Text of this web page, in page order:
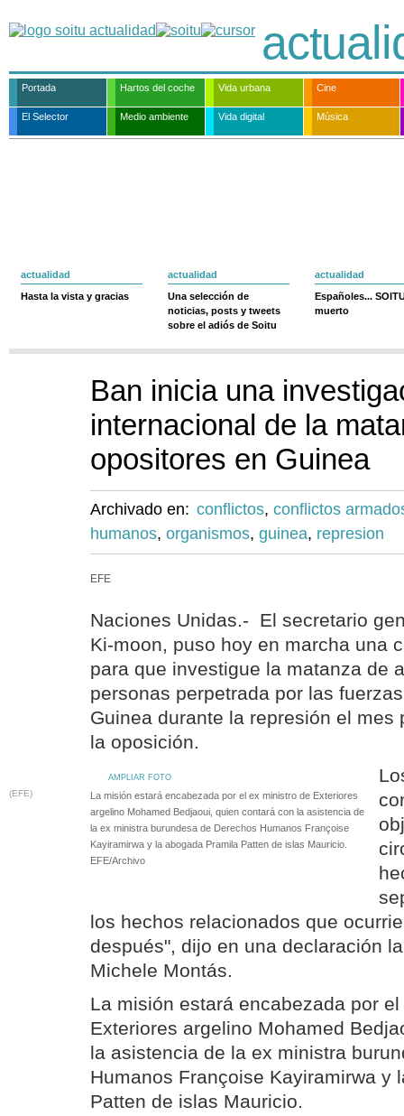
Portada Hartos del coche Vida urbana Cine
El Selector Medio ambiente Vida digital Música
actualidad
Hasta la vista y gracias
actualidad
Una selección de
noticias, posts y tweets
sobre el adiós de Soitu
actualidad
Españoles...
muerto
Ban inicia una
internacional de la
opositores en Guinea
Archivado en: conflictos, conflictos
humanos, organismos, guinea, represion
EFE
Naciones Unidas.- El secretario
Ki-moon, puso hoy en marcha una
para que investigue la matanza de
personas perpetrada por las
Guinea durante la represión el mes
la oposición.
AMPLIAR FOTO
(EFE)
La misión estará encabezada por el ex ministro de Exteriores
argelino Mohamed Bedjaoui, quien contará con la asistencia de
la ex ministra burundesa de Derechos Humanos Françoise
Kayiramirwa y la abogada Pramila Patten de islas Mauricio.
EFE/Archivo
los hechos relacionados que
después", dijo en una declaración
Michele Montás.
La misión estará encabezada por
Exteriores argelino Mohamed
la asistencia de la ex ministra
Humanos Françoise Kayiramirwa y
Patten de islas Mauricio.